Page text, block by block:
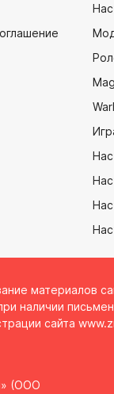
материалов
наличии
сайта
(ООО